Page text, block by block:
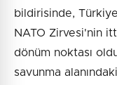
bildirisinde,
NATO Zirvesi'nin
dönüm noktası
savunma